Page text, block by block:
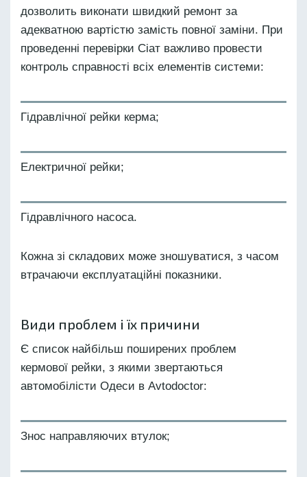
дозволить виконати швидкий ремонт за
адекватною вартістю замість повної заміни. При
проведенні перевірки Сіат важливо провести
контроль справності всіх елементів системи:
Гідравлічної рейки керма;
Електричної рейки;
Гідравлічного насоса.
Кожна зі складових може зношуватися, з часом
втрачаючи експлуатаційні показники.
Види проблем і їх причини
Є список найбільш поширених проблем
кермової рейки, з якими звертаються
автомобілісти Одеси в Avtodoctor:
Знос направляючих втулок;